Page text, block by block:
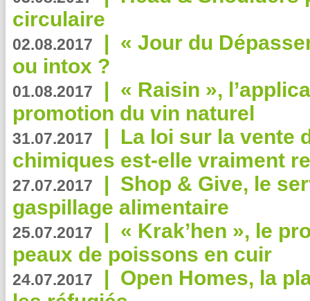
circulaire
02.08.2017 | « Jour du
ou intox ?
01.08.2017 | « Raisin »,
promotion du vin naturel
31.07.2017 | La loi sur la vente
chimiques est-elle vraiment
27.07.2017 | Shop & Give, le
gaspillage alimentaire
25.07.2017 | « Krak’hen », le
peaux de poissons en cuir
24.07.2017 | Open Homes, la